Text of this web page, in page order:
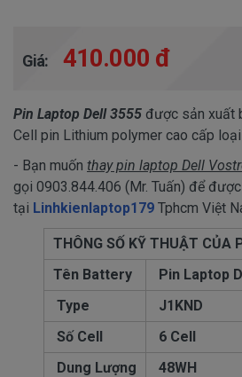
Giá: 410.000 đ
Pin Laptop Dell 3555 được sản xuất
Cell pin Lithium polymer cao cấp
- Bạn muốn thay pin laptop Dell
gọi 0903.844.406 (Mr. Tuấn) để
tại Linhkienlaptop179 Tphcm Việt
THÔNG SỐ KỸ THUẬT CỦA
Tên Battery
Pin Laptop
Type
J1KND
Số Cell
6 Cell
Dung Lượng
48WH